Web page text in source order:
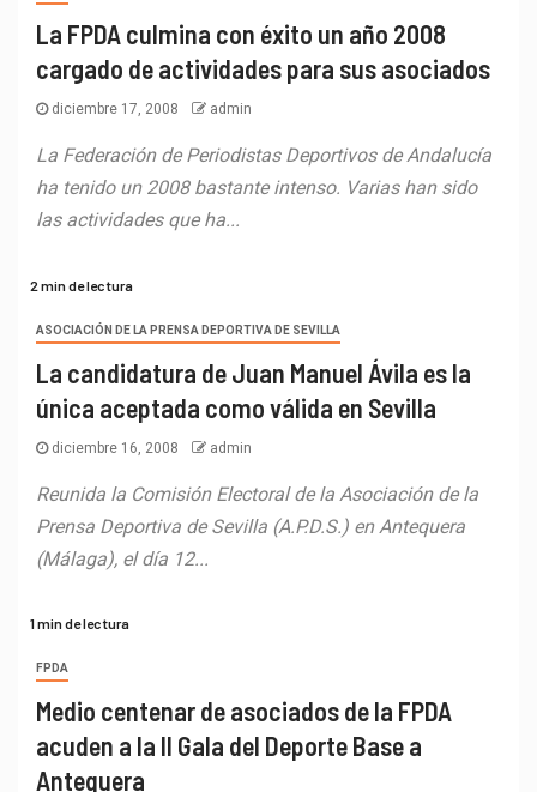
La FPDA culmina con éxito un año 2008
cargado de actividades para sus asociados
diciembre 17, 2008 admin
La Federación de Periodistas Deportivos de Andalucía
ha tenido un 2008 bastante intenso. Varias han sido
las actividades que ha...
2 min de lectura
ASOCIACIÓN DE LA PRENSA DEPORTIVA DE SEVILLA
La candidatura de Juan Manuel Ávila es la
única aceptada como válida en Sevilla
diciembre 16, 2008 admin
Reunida la Comisión Electoral de la Asociación de la
Prensa Deportiva de Sevilla (A.P.D.S.) en Antequera
(Málaga), el día 12...
1 min de lectura
FPDA
Medio centenar de asociados de la FPDA
acuden a la II Gala del Deporte Base a
Antequera